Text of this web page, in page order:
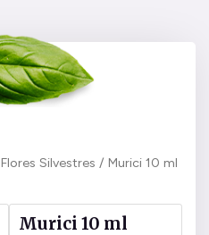
Flores Silvestres / Murici 10 ml
Murici 10 ml